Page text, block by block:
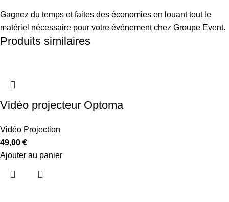
Gagnez du temps et faites des économies en louant tout le
matériel nécessaire pour votre événement chez Groupe Event.
Produits similaires
Vidéo projecteur Optoma
Vidéo Projection
49,00 €
Ajouter au panier